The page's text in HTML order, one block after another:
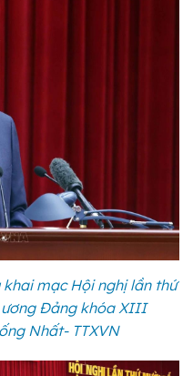
khai mạc Hội nghị lần thứ
ương Đảng khóa XIII
Nhất- TTXVN